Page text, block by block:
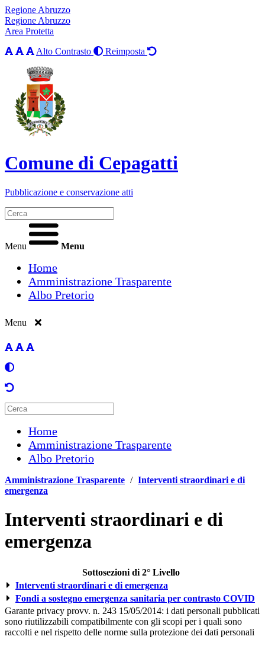
Regione Abruzzo
Regione Abruzzo
Area Protetta
Alto Contrasto
Reimposta
Comune di Cepagatti
Pubblicazione e conservazione atti
Menu Menu
Home
Amministrazione Trasparente
Albo Pretorio
Menu
Home
Amministrazione Trasparente
Albo Pretorio
Amministrazione Trasparente / Interventi straordinari e di
emergenza
Interventi straordinari e di
emergenza
Sottosezioni di 2° Livello
Interventi straordinari e di emergenza
Fondi a sostegno emergenza sanitaria per contrasto COVID
Garante privacy provv. n. 243 15/05/2014: i dati personali pubblicati
sono riutilizzabili compatibilmente con gli scopi per i quali sono
raccolti e nel rispetto delle norme sulla protezione dei dati personali